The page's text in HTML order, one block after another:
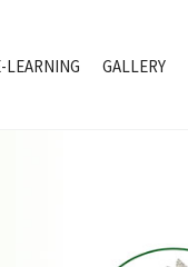
LEARNING GALLERY